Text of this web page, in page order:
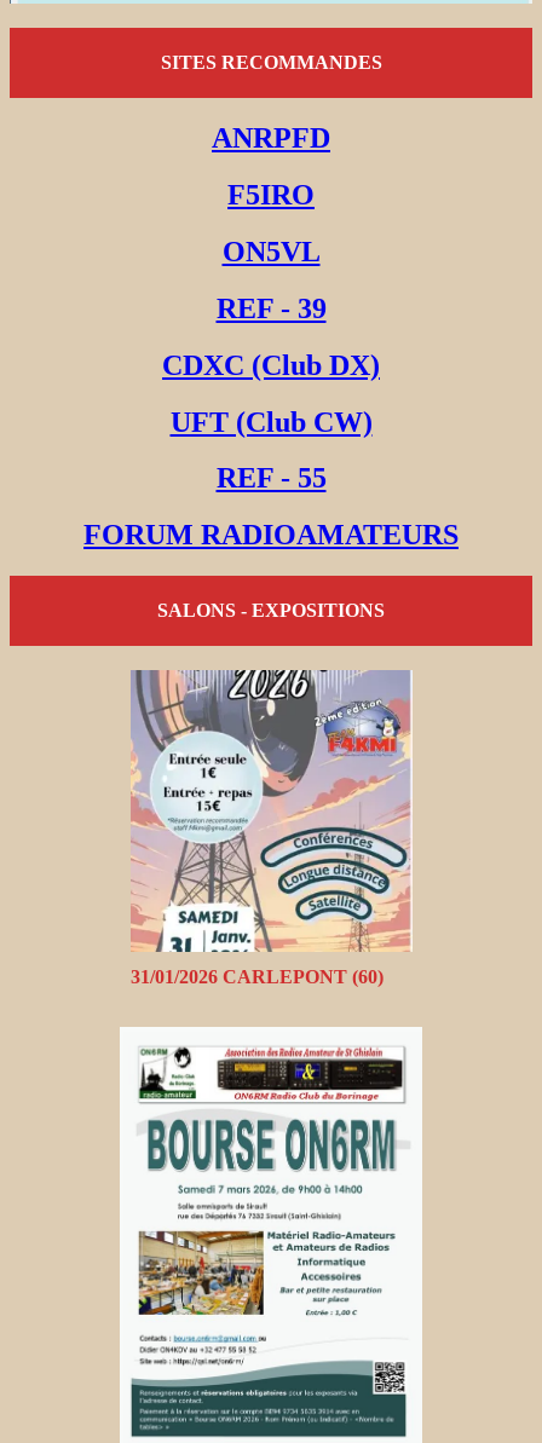
SITES RECOMMANDES
ANRPFD
F5IRO
ON5VL
REF - 39
CDXC (Club DX)
UFT (Club CW)
REF - 55
FORUM RADIOAMATEURS
SALONS - EXPOSITIONS
31/01/2026 CARLEPONT (60)